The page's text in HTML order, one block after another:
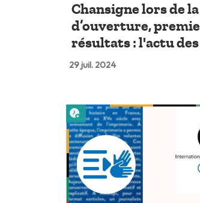
Chansigne lors de
d’ouverture,
résultats : l'actu des
29 juil. 2024
Lire plus tard